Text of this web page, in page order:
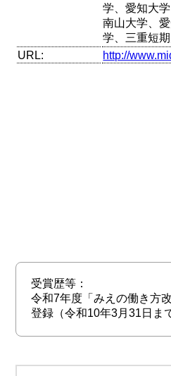
学、愛知大
南山大学、
学、三重短
URL:
http://
受賞歴等：
令和7年度「みえの働き方
登録（令和10年3月31日ま